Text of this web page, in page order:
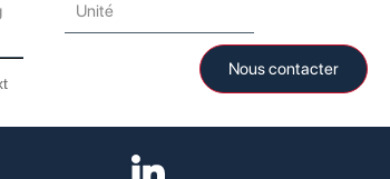
Unité
Nous contacter